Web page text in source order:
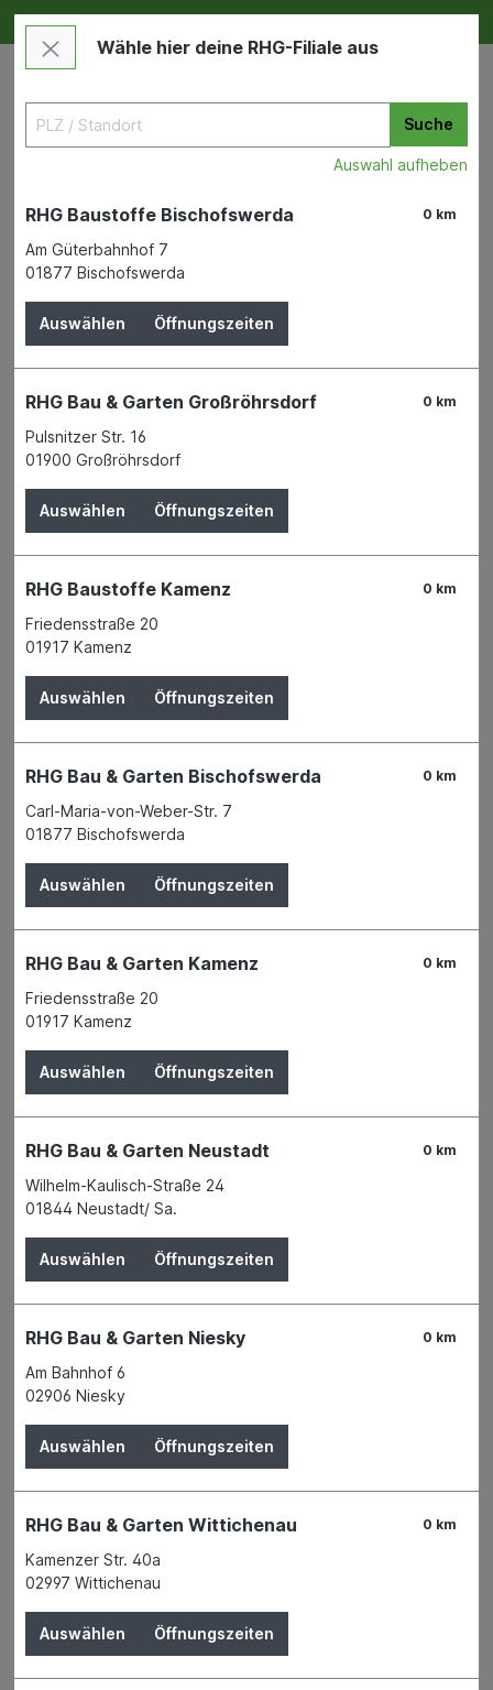
Deine RHG NEU ERLEBEN
Trockenblumen und Seidenblumen
Bauen & Renovieren
Maschinen & Werkzeuge
Angebote
Garten
Tierbedarf
Sonnenschutz
Bilderahmen
Telekommunikation Zubehör
Monozellen
Haushaltsleitern, Bügelbretter und
Besen, Bürsten und Reinigungszubehör
Tischdekoration
Sonstige Haushaltswaren
Bastelbedarf
Spielwaren
Geschenkpapier
Schreibwaren und Schreibutensilien
Haussicherheit
Kamine & Brennstoffe
Wähle hier deine RHG-Filiale aus
Suche
Auswahl aufheben
0 km
RHG Baustoffe Bischofswerda
Am Güterbahnhof 7
01877 Bischofswerda
Auswählen Öffnungszeiten
0 km
RHG Bau & Garten Großröhrsdorf
Pulsnitzer Str. 16
01900 Großröhrsdorf
Auswählen Öffnungszeiten
0 km
RHG Baustoffe Kamenz
Friedensstraße 20
01917 Kamenz
Auswählen Öffnungszeiten
0 km
RHG Bau & Garten Bischofswerda
Carl-Maria-von-Weber-Str. 7
01877 Bischofswerda
Auswählen Öffnungszeiten
0 km
RHG Bau & Garten Kamenz
Friedensstraße 20
01917 Kamenz
Auswählen Öffnungszeiten
0 km
RHG Bau & Garten Neustadt
Wilhelm-Kaulisch-Straße 24
01844 Neustadt/ Sa.
Auswählen Öffnungszeiten
0 km
RHG Bau & Garten Niesky
Am Bahnhof 6
02906 Niesky
Auswählen Öffnungszeiten
0 km
RHG Bau & Garten Wittichenau
Kamenzer Str. 40a
02997 Wittichenau
Auswählen Öffnungszeiten